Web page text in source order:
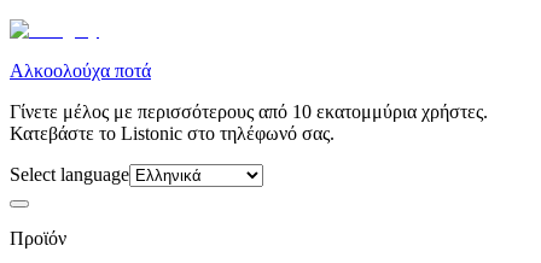
Αλκοολούχα ποτά
Γίνετε μέλος με περισσότερους από 10 εκατομμύρια χρήστες.
Κατεβάστε το Listonic στο τηλέφωνό σας.
Select language
Προϊόν